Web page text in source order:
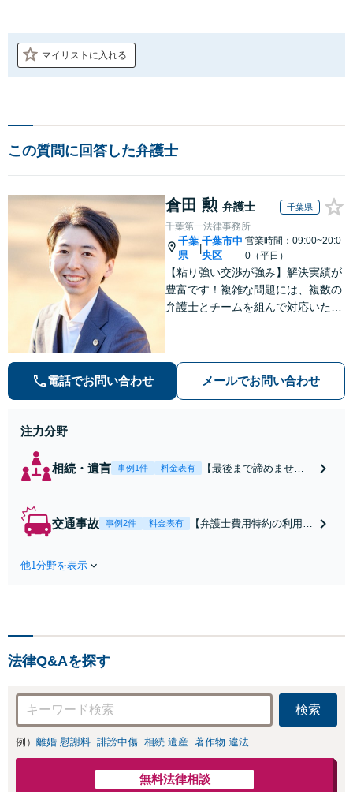
マイリストに入れる
この質問に回答した弁護士
倉田 勲 弁護士 千葉県
千葉第一法律事務所
千葉
県
千葉市中
央区
営業時間：09:00~20:0
0（平日）
【粘り強い交渉が強み】解決実績が
豊富です！複雑な問題には、複数の
弁護士とチームを組んで対応いたし
気軽にご相談ください。
電話でお問い合わせ メールでお問い合わせ
注力分野
相続・遺言 事例1件 料金表有
【最後まで諦めませ
合意してしまう前にご
交通事故 事例2件 料金表有
【弁護士費用特約の利用＆
は損をしてしまうかもしれ
他1分野を表示
法律Q&Aを探す
検索
例） 離婚 慰謝料 誹謗中傷 相続 遺産 著作物 違法
無料法律相談